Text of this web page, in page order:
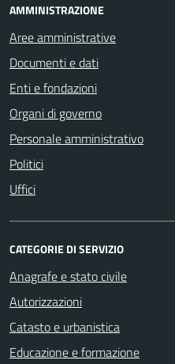
AMMINISTRAZIONE
Aree amministrative
Documenti e dati
Enti e fondazioni
Organi di governo
Personale amministrativo
Politici
Uffici
CATEGORIE DI SERVIZIO
Anagrafe e stato civile
Autorizzazioni
Catasto e urbanistica
Educazione e formazione